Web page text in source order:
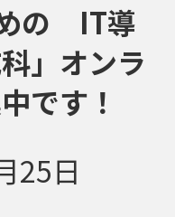
めの IT導
」オンラ
です！
25日